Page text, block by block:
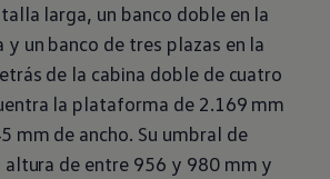
larga, un banco doble en la
un banco de tres plazas en la
de la cabina doble de cuatro
la plataforma de 2.169 mm
mm de ancho. Su umbral de
altura de entre 956 y 980 mm y